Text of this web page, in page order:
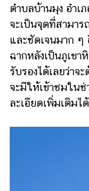
ตำบลบ้านมุง อำเ
จะเป็นจุดที่สามา
และชัดเจนมาก ๆ
ฉากหลังเป็นภูเขา
รับรองได้เลยว่าจ
จะมีให้เข้าชมใน
ละเอียดเพิ่มเติมไ